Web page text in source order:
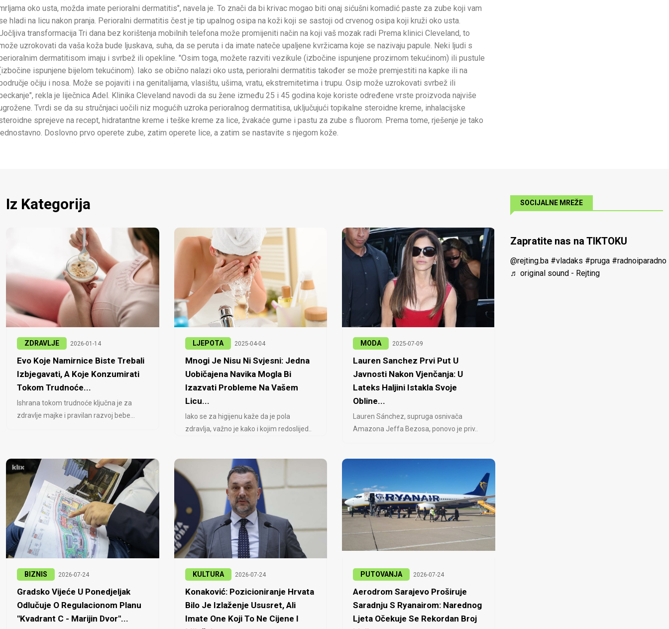
oko usta, možda imate perioralni dermatitis", navela je. To znači da bi krivac mogao biti onaj sićušni komadić paste za zube koji vam
hladi na licu nakon pranja. Perioralni dermatitis čest je tip upalnog osipa na koži koji se sastoji od crvenog osipa koji kruži oko usta.
transformacija Tri dana bez korištenja mobilnih telefona može promijeniti način na koji vaš mozak radi Prema klinici Cleveland, to
uzrokovati da vaša koža bude ljuskava, suha, da se peruta i da imate nateče upaljene kvržicama koje se nazivaju papule. Neki ljudi s
dermatitisom imaju i svrbež ili opekline. "Osim toga, možete razviti vezikule (izbočine ispunjene prozirnom tekućinom) ili pustule
ispunjene bijelom tekućinom). Iako se obično nalazi oko usta, perioralni dermatitis također se može premjestiti na kapke ili na
očiju i nosa. Može se pojaviti i na genitalijama, vlasištu, ušima, vratu, ekstremitetima i trupu. Osip može uzrokovati svrbež ili
rekla je liječnica Adel. Klinika Cleveland navodi da su žene između 25 i 45 godina koje koriste određene vrste proizvoda najviše
Tvrdi se da su stručnjaci uočili niz mogućih uzroka perioralnog dermatitisa, uključujući topikalne steroidne kreme, inhalacijske
sprejeve na recept, hidratantne kreme i teške kreme za lice, žvakaće gume i pastu za zube s fluorom. Prema tome, rješenje je tako
Doslovno prvo operete zube, zatim operete lice, a zatim se nastavite s njegom kože.
Iz Kategorija
ZDRAVLJE 2026-01-14
Evo Koje Namirnice Biste Trebali
Izbjegavati, A Koje Konzumirati
Tokom Trudnoće...
Ishrana tokom trudnoće ključna je za
zdravlje majke i pravilan razvoj bebe...
LJEPOTA 2025-04-04
Mnogi Je Nisu Ni Svjesni: Jedna
Uobičajena Navika Mogla Bi
Izazvati Probleme Na Vašem
Licu...
Iako se za higijenu kaže da je pola
zdravlja, važno je kako i kojim redoslijed..
MODA 2025-07-09
Lauren Sanchez Prvi Put U
Javnosti Nakon Vjenčanja: U
Lateks Haljini Istakla Svoje
Obline...
Lauren Sánchez, supruga osnivača
Amazona Jeffa Bezosa, ponovo je priv..
BIZNIS 2026-07-24
Gradsko Vijeće U Ponedjeljak
Odlučuje O Regulacionom Planu
"Kvadrant C - Marijin Dvor"...
KULTURA 2026-07-24
Konaković: Pozicioniranje Hrvata
Bilo Je Izlaženje Ususret, Ali
Imate One Koji To Ne Cijene I
PUTOVANJA 2026-07-24
Aerodrom Sarajevo Proširuje
Saradnju S Ryanairom: Narednog
Ljeta Očekuje Se Rekordan Broj
SOCIJALNE MREŽE
Zapratite nas na TIKTOKU
@rejting.ba #vladaks #pruga #radnoiparadno
♬ original sound - Rejting